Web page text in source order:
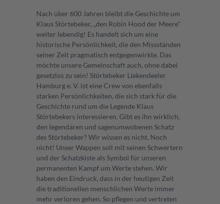
Nach über 600 Jahren bleibt die Geschichte um
Klaus Störtebeker, „den Robin Hood der Meere"
weiter lebendig! Es handelt sich um eine
historische Persönlichkeit, die den Missständen
seiner Zeit pragmatisch entgegenwirkte. Das
möchte unsere Gemeinschaft auch, ohne dabei
gesetzlos zu sein! Störtebeker Liekendeeler
Hamburg e. V. ist eine Crew von ebenfalls
starken Persönlichkeiten, die sich stark für die
Geschichte rund um die Legende Klaus
Störtebekers interessieren. Gibt es ihn wirklich,
den legendären und sagenumwobenen Schatz
des Störtebeker? Wir wissen es nicht. Noch
nicht! Unser Wappen soll mit seinen Schwertern
und der Schatzkiste als Symbol für unseren
permanenten Kampf um Werte stehen. Wir
haben den Eindruck, dass in der heutigen Zeit
die traditionellen menschlichen Werte immer
mehr verloren gehen. So pflegen und vertreten